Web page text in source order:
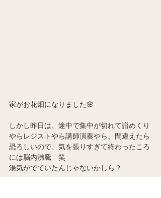
家がお花畑になりました🌸
しかし昨日は、途中で集中が切れて譜めくり
やらレジストやら講師演奏やら、間違えたら
恐ろしいので、気を張りすぎて終わったころ
には脳内沸騰　笑
湯気がでていたんじゃないかしら？